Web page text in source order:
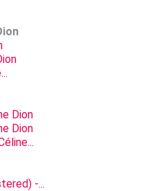
Dion
Dion
-...